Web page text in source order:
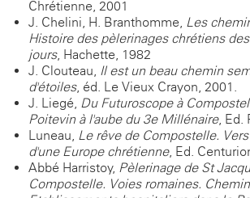
Chrétienne, 2001
J. Chelini, H. Branthomme, Les
Histoire des pèlerinages chrétiens
jours, Hachette, 1982
J. Clouteau, Il est un beau chemin
d'étoiles, éd. Le Vieux Crayon, 2001.
J. Liegé, Du Futuroscope à
Poitevin à l'aube du 3e Millénaire, Ed.
Luneau, Le rêve de Compostelle.
d'une Europe chrétienne, Ed.
Abbé Harristoy, Pèlerinage de St
Compostelle. Voies romaines.